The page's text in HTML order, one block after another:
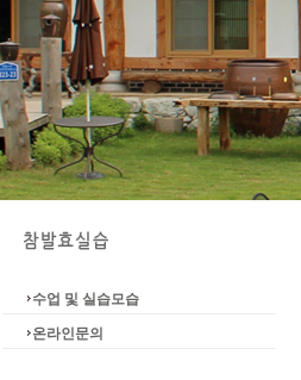
수업 및 실습모습
온라인문의